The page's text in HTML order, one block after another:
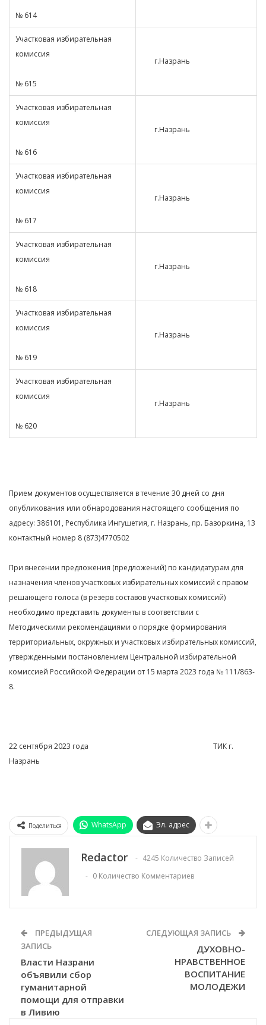
№ 614
Участковая избирательная
комиссия
№ 615
г.Назрань
Участковая избирательная
комиссия
№ 616
г.Назрань
Участковая избирательная
комиссия
№ 617
г.Назрань
Участковая избирательная
комиссия
№ 618
г.Назрань
Участковая избирательная
комиссия
№ 619
г.Назрань
Участковая избирательная
комиссия
№ 620
г.Назрань
Прием документов осуществляется в течение 30 дней со дня
опубликования или обнародования настоящего сообщения по
адресу: 386101, Республика Ингушетия, г. Назрань, пр. Базоркина, 13
контактный номер 8 (873)4770502
При внесении предложения (предложений) по кандидатурам для
назначения членов участковых избирательных комиссий с правом
решающего голоса (в резерв составов участковых комиссий)
необходимо представить документы в соответствии с
Методическими рекомендациями о порядке формирования
территориальных, окружных и участковых избирательных комиссий,
утвержденными постановлением Центральной избирательной
комиссией Российской Федерации от 15 марта 2023 года № 111/863-
8.
22 сентября 2023 года ТИК г.
Назрань
Поделиться WhatsApp Эл. адрес
Redactor
4245 Количество Записей
0 Количество Комментариев
ПРЕДЫДУЩАЯ
ЗАПИСЬ
Власти Назрани
объявили сбор
гуманитарной
помощи для отправки
в Ливию
СЛЕДУЮЩАЯ ЗАПИСЬ
ДУХОВНО-
НРАВСТВЕННОЕ
ВОСПИТАНИЕ
МОЛОДЕЖИ